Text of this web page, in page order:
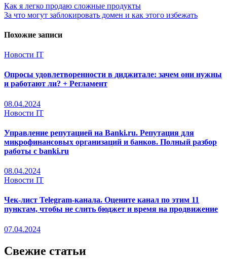
Навигация
по
записям
Как я легко продаю сложные продукты
За что могут заблокировать домен и как этого избежать
Похожие записи
Новости IT
Опросы удовлетворенности в диджитале: зачем они нужны
и работают ли? + Регламент
08.04.2024
Новости IT
Управление репутацией на Banki.ru. Репутация для
микрофинансовых организаций и банков. Полный разбор
работы с banki.ru
08.04.2024
Новости IT
Чек-лист Telegram-канала. Оцените канал по этим 11
пунктам, чтобы не слить бюджет и время на продвижение
07.04.2024
Свежие статьи